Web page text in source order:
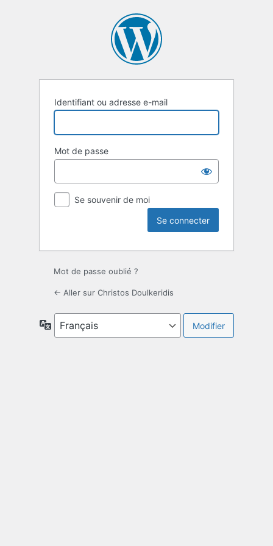
Identifiant ou adresse e-mail
Mot de passe
Se souvenir de moi
Mot de passe oublié ?
← Aller sur Christos Doulkeridis
Langue